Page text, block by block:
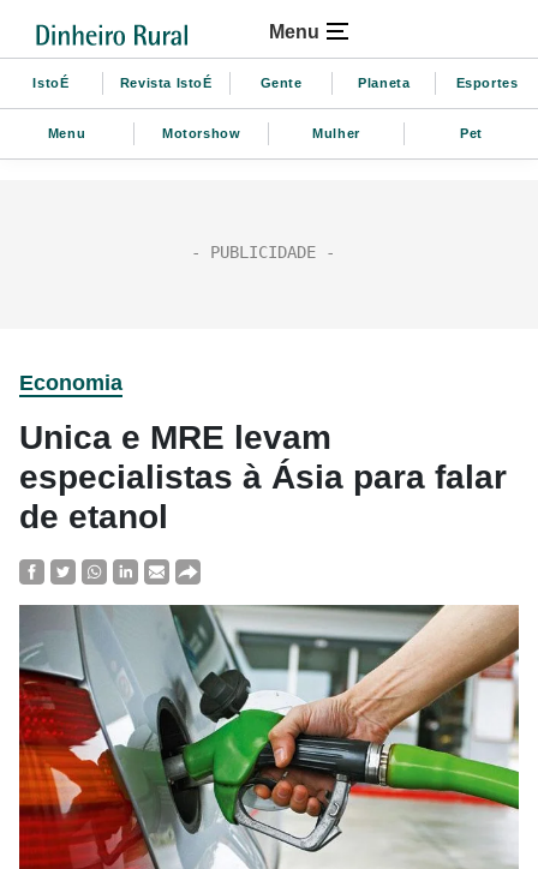
Menu
IstoÉ Revista IstoÉ Gente Planeta Esportes
Menu Motorshow Mulher Pet
Economia
Unica e MRE levam
especialistas à Ásia para falar
de etanol